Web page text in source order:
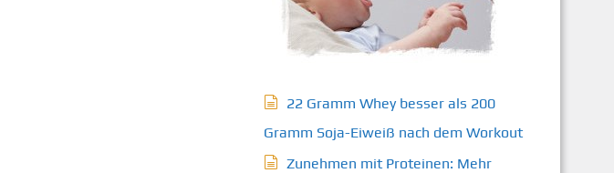
22 Gramm Whey besser als 200
Gramm Soja-Eiweiß nach dem Workout
Zunehmen mit Proteinen: Mehr